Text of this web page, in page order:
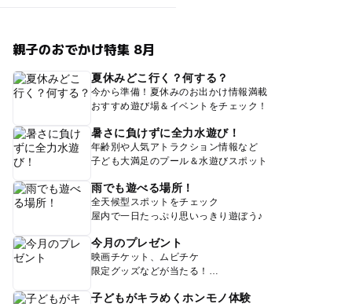
親子のおでかけ特集 8月
夏休みどこ行く？何する？
今から準備！夏休みのお出かけ情報満載
おすすめ遊び場＆イベントをチェック！
暑さに負けずに全力水遊び！
年齢別や人気アトラクション情報など
子ども大満足のプール＆水遊びスポット
雨でも遊べる場所！
全天候型スポットをチェック
屋内で一日たっぷり思いっきり遊ぼう♪
今月のプレゼント
映画チケット、ムビチケ
限定グッズなどが当たる！
子どもがキラめくホンモノ体験